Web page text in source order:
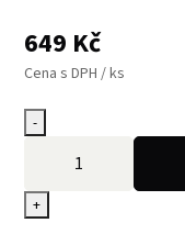
649 Kč
Cena s DPH / ks
-
+